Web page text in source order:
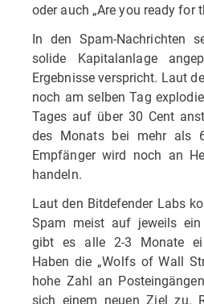
oder auch „Are you ready for
In den Spam-Nachrichten
solide Kapitalanlage
Ergebnisse verspricht. Laut
noch am selben Tag
Tages auf über 30 Cent
des Monats bei mehr als
Empfänger wird noch an
handeln.
Laut den Bitdefender Labs
Spam meist auf jeweils ein
gibt es alle 2-3 Monate
Haben die „Wolfs of Wall
hohe Zahl an
sich einem neuen Ziel zu.